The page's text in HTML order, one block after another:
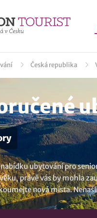
Česká republika
ubytování pro
právě vás by mohla
nová místa.